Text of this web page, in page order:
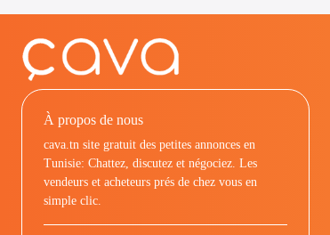
À propos de nous
cava.tn site gratuit des petites annonces en
Tunisie: Chattez, discutez et négociez. Les
vendeurs et acheteurs prés de chez vous en
simple clic.